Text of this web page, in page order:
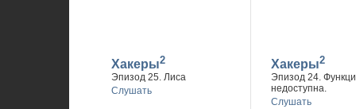
Хакеры2
Эпизод 25. Лиса
Слушать
Хакеры2
Эпизод 24.
недоступна.
Слушать